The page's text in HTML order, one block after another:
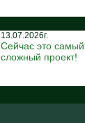
13.07.2026г.
Сейчас это самый
сложный проект!